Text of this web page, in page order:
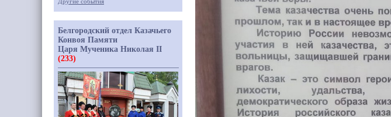
Белгородский отдел Казачьего
Конвоя Памяти
Царя Мученика Николая II
(233)